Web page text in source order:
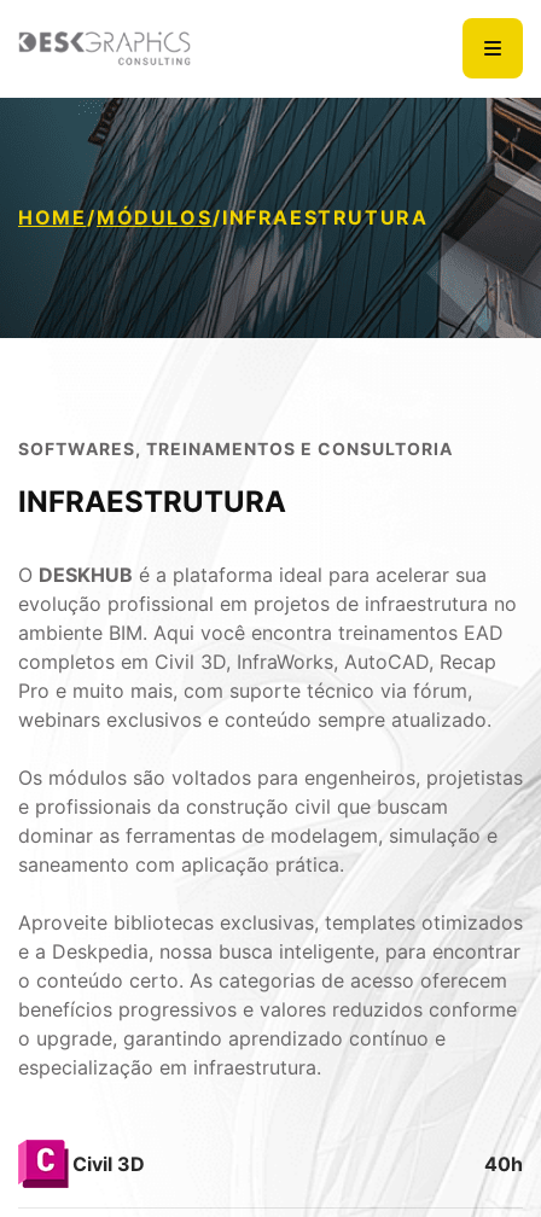
HOME/MÓDULOS/INFRAESTRUTURA
SOFTWARES, TREINAMENTOS E CONSULTORIA
INFRAESTRUTURA
O DESKHUB é a plataforma ideal para acelerar sua
evolução profissional em projetos de infraestrutura no
ambiente BIM. Aqui você encontra treinamentos EAD
completos em Civil 3D, InfraWorks, AutoCAD, Recap
Pro e muito mais, com suporte técnico via fórum,
webinars exclusivos e conteúdo sempre atualizado.
Os módulos são voltados para engenheiros, projetistas
e profissionais da construção civil que buscam
dominar as ferramentas de modelagem, simulação e
saneamento com aplicação prática.
Aproveite bibliotecas exclusivas, templates otimizados
e a Deskpedia, nossa busca inteligente, para encontrar
o conteúdo certo. As categorias de acesso oferecem
benefícios progressivos e valores reduzidos conforme
o upgrade, garantindo aprendizado contínuo e
especialização em infraestrutura.
Civil 3D 40h